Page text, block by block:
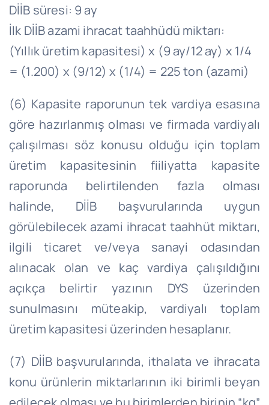
DİİB süresi: 9 ay
İlk DİİB azami ihracat taahhüdü miktarı:
(Yıllık üretim kapasitesi) x (9 ay/12 ay) x 1/4
= (1.200) x (9/12) x (1/4) = 225 ton (azami)
(6) Kapasite raporunun tek vardiya esasına
göre hazırlanmış olması ve firmada vardiyalı
çalışılması söz konusu olduğu için toplam
üretim kapasitesinin fiiliyatta kapasite
raporunda belirtilenden fazla olması
halinde, DİİB başvurularında uygun
görülebilecek azami ihracat taahhüt miktarı,
ilgili ticaret ve/veya sanayi odasından
alınacak olan ve kaç vardiya çalışıldığını
açıkça belirtir yazının DYS üzerinden
sunulmasını müteakip, vardiyalı toplam
üretim kapasitesi üzerinden hesaplanır.
(7) DİİB başvurularında, ithalata ve ihracata
konu ürünlerin miktarlarının iki birimli beyan